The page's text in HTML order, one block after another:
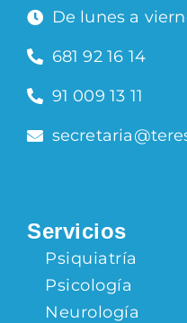
De lunes a
681 92 16 14
91 009 13 11
Servicios
Psiquiatría
Psicología
Neurología